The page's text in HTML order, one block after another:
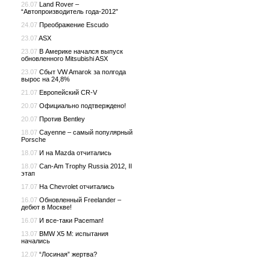
26.07 Land Rover –
“Автопроизводитель года-2012”
24.07 Преображение Escudo
23.07ASX
23.07 В Америке начался выпуск
обновленного Mitsubishi ASX
23.07 Сбыт VW Amarok за полгода
вырос на 24,8%
21.07 Европейский CR-V
20.07 Официально подтверждено!
20.07 Против Bentley
18.07 Cayenne – самый популярный
Porsche
18.07 И на Mazda отчитались
18.07 Can-Am Trophy Russia 2012, II
этап
17.07 На Chevrolet отчитались
16.07 Обновленный Freelander –
дебют в Москве!
16.07 И все-таки Paceman!
13.07 BMW X5 M: испытания
начались
12.07 “Лосиная” жертва?